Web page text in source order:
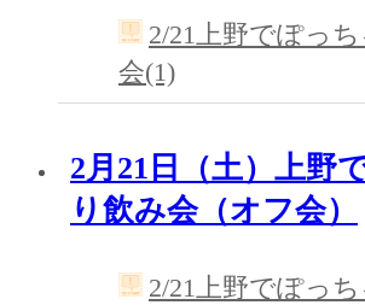
2/21上野でぽっ
会(1)
2月21日（土）上野
り飲み会（オフ会）
2/21上野でぽっ